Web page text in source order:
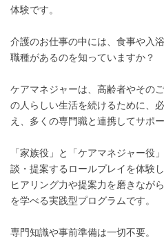
体験です。
介護のお仕事の中には、食事や入
職種があるのを知っていますか？
ケアマネジャーは、高齢者やその
の人らしい生活を続けるために、
え、多くの専門職と連携してサポ
「家族役」と「ケアマネジャー役
談・提案するロールプレイを体験し
ヒアリング力や提案力を磨きなが
を学べる実践型プログラムです。
専門知識や事前準備は一切不要。